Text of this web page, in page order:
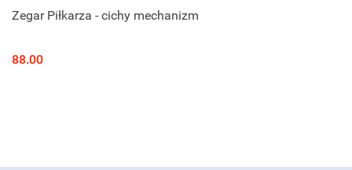
Zegar Piłkarza - cichy mechanizm
88.00